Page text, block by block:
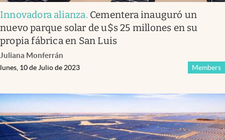
Innovadora alianza. Cementera inauguró un
nuevo parque solar de u$s 25 millones en su
propia fábrica en San Luis
Juliana Monferrán
Members
lunes, 10 de Julio de 2023